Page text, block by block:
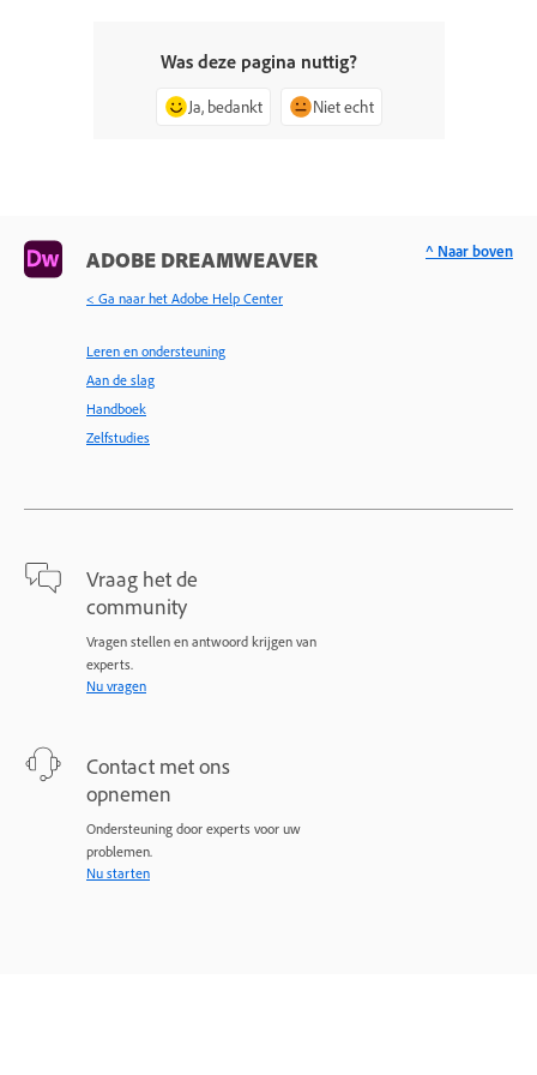
Was deze pagina nuttig?
Ja, bedankt Niet echt
ADOBE DREAMWEAVER
< Ga naar het Adobe Help Center
Leren en ondersteuning
Aan de slag
Handboek
Zelfstudies
Vraag het de
community
Vragen stellen en antwoord krijgen van
experts.
Nu vragen
Contact met ons
opnemen
Ondersteuning door experts voor uw
problemen.
Nu starten
^ Naar boven